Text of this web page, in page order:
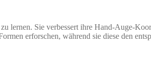
lernen. Sie verbessert ihre Hand-Auge-
erforschen, während sie diese den